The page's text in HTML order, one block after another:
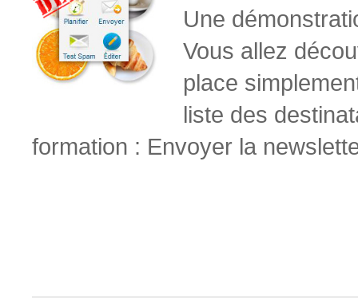
Une
Vous allez
place
liste des
formation : Envoyer la